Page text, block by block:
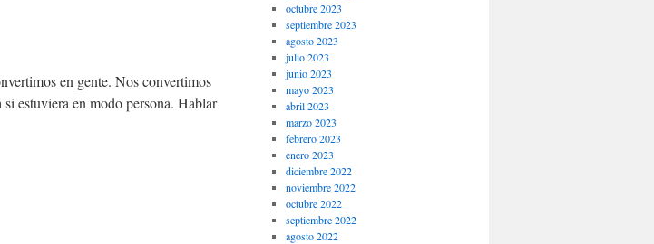
en gente. Nos convertimos
estuviera en modo persona. Hablar
octubre 2023
septiembre 2023
agosto 2023
julio 2023
junio 2023
mayo 2023
abril 2023
marzo 2023
febrero 2023
enero 2023
diciembre 2022
noviembre 2022
octubre 2022
septiembre 2022
agosto 2022